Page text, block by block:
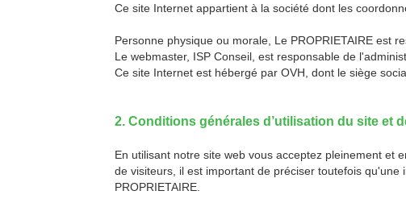
Ce site Internet appartient à la société dont les
Personne physique ou morale, Le PROPRIETAIRE est
Le webmaster, ISP Conseil, est responsable de
Ce site Internet est hébergé par OVH, dont le siège
2. Conditions générales d’utilisation du site et
En utilisant notre site web vous acceptez pleinement et
de visiteurs, il est important de préciser toutefois
PROPRIETAIRE.